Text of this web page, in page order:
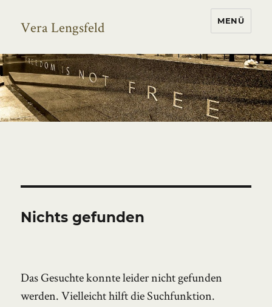
Vera Lengsfeld MENÜ
Nichts gefunden
Das Gesuchte konnte leider nicht gefunden
werden. Vielleicht hilft die Suchfunktion.